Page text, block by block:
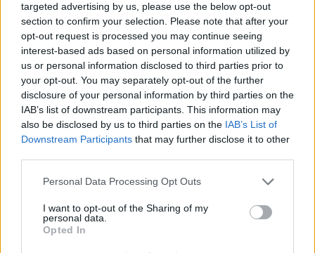
targeted advertising by us, please use the below opt-out
section to confirm your selection. Please note that after your
opt-out request is processed you may continue seeing
interest-based ads based on personal information utilized by
us or personal information disclosed to third parties prior to
your opt-out. You may separately opt-out of the further
disclosure of your personal information by third parties on the
IAB’s list of downstream participants. This information may
also be disclosed by us to third parties on the IAB’s List of
Downstream Participants that may further disclose it to other
Personal Data Processing Opt Outs
I want to opt-out of the Sharing of my
personal data.
Opted In
F1FerrariLewis HamiltonΛεκλέρ
Δείτε επίσης